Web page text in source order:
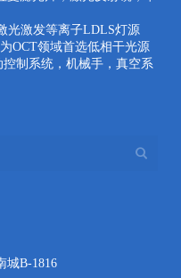
光激发等离子LDLS灯源
OCT领域首选低相干光源
制系统，机械手，真空系
城B-1816